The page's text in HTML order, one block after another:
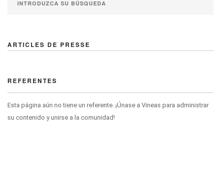
ARTICLES DE PRESSE
REFERENTES
Esta página aún no tiene un referente. ¡Únase a Vineas para administrar
su contenido y unirse a la comunidad!